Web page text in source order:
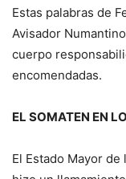
Estas palabras de
Avisador
cuerpo
encomendadas.
EL SOMATEN EN
El Estado Mayor